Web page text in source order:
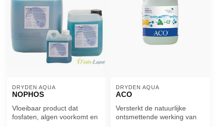
DRYDEN AQUA
NOPHOS
Vloeibaar product dat
fosfaten, algen voorkomt en
DRYDEN AQUA
ACO
Versterkt de natuurlijke
ontsmettende werking van